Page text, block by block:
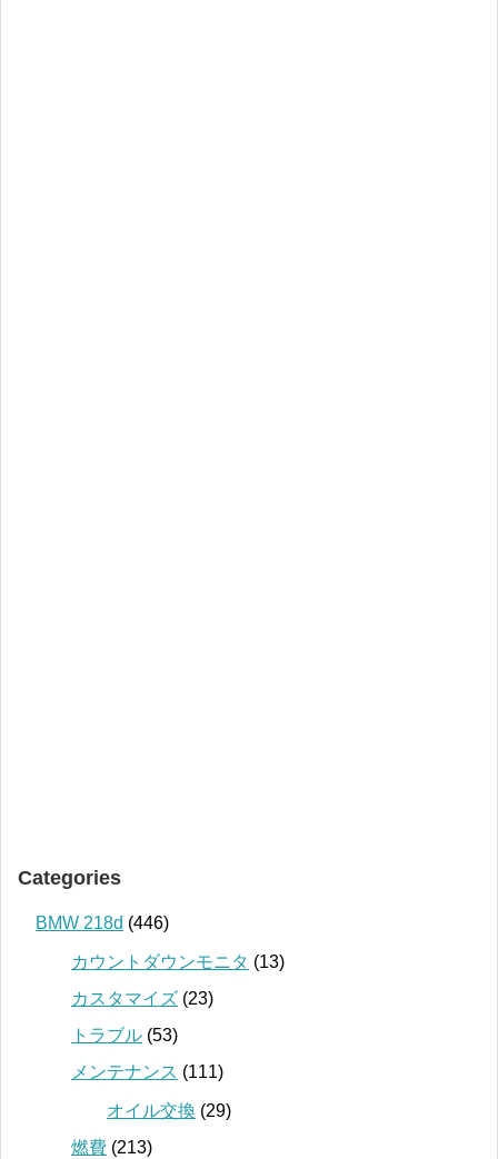
Categories
BMW 218d (446)
カウントダウンモニタ (13)
カスタマイズ (23)
トラブル (53)
メンテナンス (111)
オイル交換 (29)
燃費 (213)